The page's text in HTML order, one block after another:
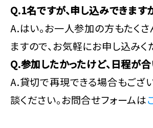
Q.1名ですが、申し込みできます
A.はい。お一人参加の方もたくさ
ますので、お気軽にお申し込みく
Q.参加したかったけど、日程が
A.貸切で再現できる場合もござ
談ください。お問合せフォームは